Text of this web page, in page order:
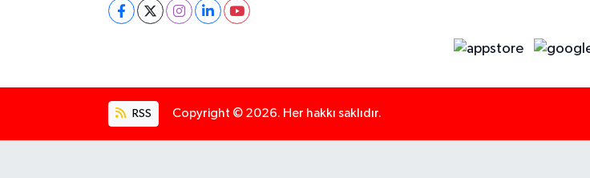
RSS Copyright © 2026. Her hakkı saklıdır.